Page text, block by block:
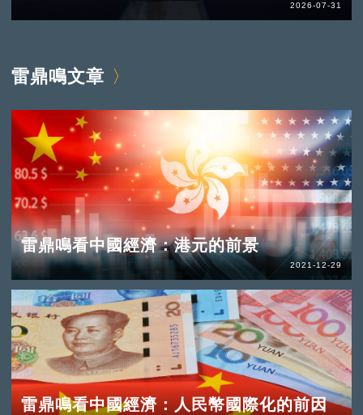
2026-07-31
雷鼎鳴文章
雷鼎鳴看中國經濟：港元的前景
2021-12-29
雷鼎鳴看中國經濟：人民幣國際化的前因